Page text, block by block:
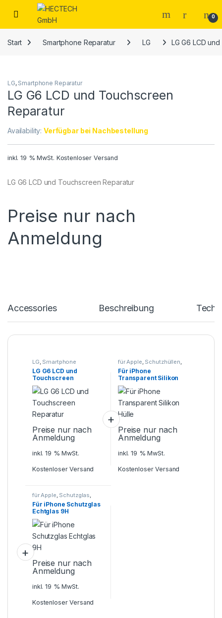
Open 0
Start Smartphone Reparatur LG LG G6 LCD
LG, Smartphone Reparatur
LG G6 LCD und Touchscreen
Reparatur
Availability:Verfügbar bei Nachbestellung
inkl. 19 % MwSt. Kostenloser Versand
LG G6 LCD und Touchscreen Reparatur
Preise nur nach
Anmeldung
Accessories Beschreibung
LG, Smartphone
Reparatur
LG G6 LCD und
Touchscreen
Reparatur
Preise nur nach
Anmeldung
inkl. 19 % MwSt.
Kostenloser Versand
für Apple, Schutzhüllen,
Smartphone Zubehör
Für iPhone
Transparent Silikon
Hülle
Preise nur nach
Anmeldung
inkl. 19 % MwSt.
Kostenloser Versand
für Apple, Schutzglas,
Smartphone Zubehör
Für iPhone Schutzglas
Echtglas 9H
Preise nur nach
Anmeldung
inkl. 19 % MwSt.
Kostenloser Versand